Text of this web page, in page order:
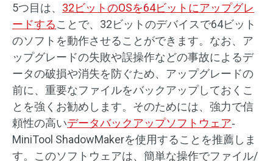
5つ目は、 32ビットのOSを64ビットにアップグレ
ードすることで、32ビットのデバイスで64ビット
のソフトを動作させることができます。なお、ア
ップグレードの失敗や誤操作などの事故によるデ
ータの破損や消失を防ぐため、アップグレードの
前に、重要なファイルをバックアップしておくこ
とを強くお勧めします。そのためには、強力で信
頼性の高いデータバックアップソフトウェア‐
MiniTool ShadowMakerを使用することを推薦しま
す。このソフトウェアは、簡単な操作でファイル/